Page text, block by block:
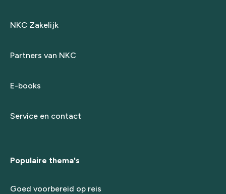
NKC Zakelijk
Partners van NKC
E-books
Service en contact
Populaire thema's
Goed voorbereid op reis